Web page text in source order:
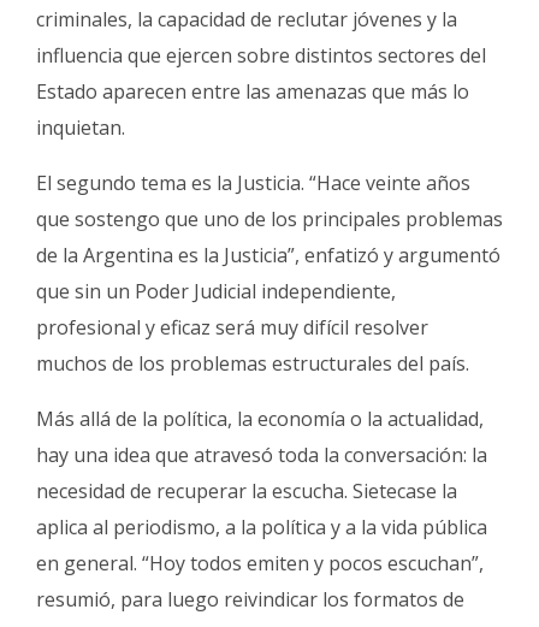
criminales, la capacidad de reclutar jóvenes y la
influencia que ejercen sobre distintos sectores del
Estado aparecen entre las amenazas que más lo
inquietan.
El segundo tema es la Justicia. “Hace veinte años
que sostengo que uno de los principales problemas
de la Argentina es la Justicia”, enfatizó y argumentó
que sin un Poder Judicial independiente,
profesional y eficaz será muy difícil resolver
muchos de los problemas estructurales del país.
Más allá de la política, la economía o la actualidad,
hay una idea que atravesó toda la conversación: la
necesidad de recuperar la escucha. Sietecase la
aplica al periodismo, a la política y a la vida pública
en general. “Hoy todos emiten y pocos escuchan”,
resumió, para luego reivindicar los formatos de